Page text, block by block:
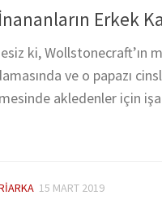
Erkek
ki, Wollstonecraft’ın
ve o papazı
akledenler için
15 MART 2019